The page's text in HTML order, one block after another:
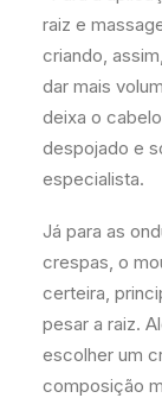
raiz e
criando,
dar mais
deixa o
despojado e
especialista.
Já para as
crespas, o
certeira,
pesar a raiz.
escolher um
composição